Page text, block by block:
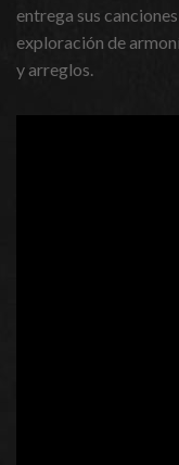
entrega sus
exploración de
y arreglos.